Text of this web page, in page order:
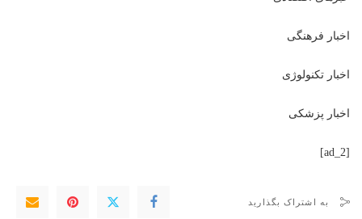
اخبار فرهنگی
اخبار تکنولوژی
اخبار پزشکی
[ad_2]
به اشتراک بگذارید